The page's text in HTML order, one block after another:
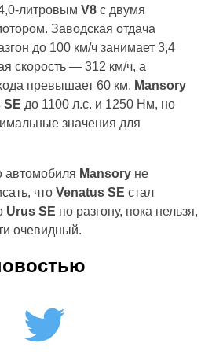
литровым V8 с двумя
Заводская отдача
до 100 км/ч занимает 3,4
скорость — 312 км/ч, а
превышает 60 км. Mansory
SE до 1100 л.с. и 1250 Нм, но
значения для
автомобиля Mansory не
что Venatus SE стал
Urus SE по разгону, пока нельзя,
очевидный.